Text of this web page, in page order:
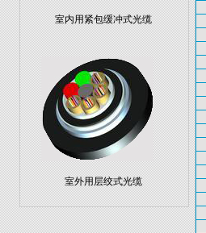
室内用紧包缓冲式光缆
室外用层绞式光缆